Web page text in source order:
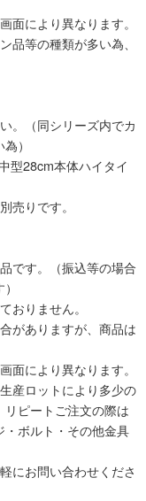
面により異なります。
品等の種類が多い為、
。（同シリーズ内でカ
）
型28cm本体ハイタイ
売りです。
です。（振込等の場合
おりません。
がありますが、商品は
面により異なります。
産ロットにより多少の
ピートご注文の際は
ボルト・その他金具
にお問い合わせくださ